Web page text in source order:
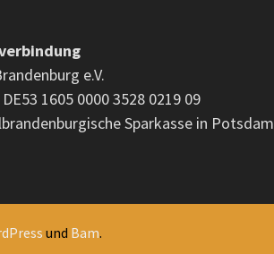
e.V.
1605 0000 3528 0219 09
Sparkasse in Potsdam
und Bam.